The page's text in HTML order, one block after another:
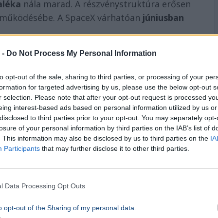
- Do Not Process My Personal Information
opt-out of the sale, sharing to third parties, or processing of your
for targeted advertising by us, please use the below opt-out
selection. Please note that after your opt-out request is processed
interest-based ads based on personal information utilized by us
to third parties prior to your opt-out. You may separately
of your personal information by third parties on the IAB’s list of
This information may also be disclosed by us to third parties on the
Participants that may further disclose it to other third parties.
Data Processing Opt Outs
opt-out of the Sharing of my personal data.
nála marad. A részvénystruktúra erősen
A SpaceX várhatóan júniusban
NER Elon Musk
Űrkutatás
horvát tengerpartot